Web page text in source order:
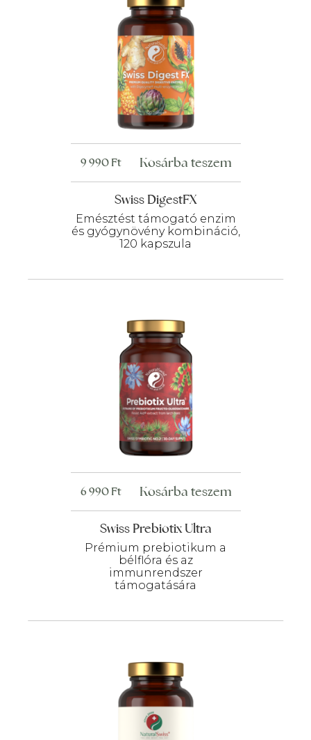
Swiss DigestFX
Emésztést támogató enzim
és gyógynövény kombináció,
120 kapszula
9 990Ft Kosárba teszem
Swiss Prebiotix Ultra
Prémium prebiotikum a
bélflóra és az
immunrendszer
támogatására
6 990Ft Kosárba teszem